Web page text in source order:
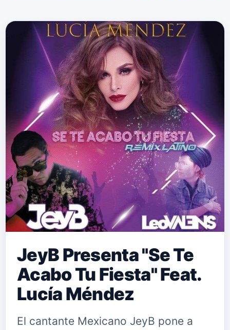
JeyB Presenta "Se Te
Acabo Tu Fiesta" Feat.
Lucía Méndez
El cantante Mexicano JeyB pone a